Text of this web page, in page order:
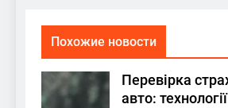
Похожие новости
Перевірка
авто: